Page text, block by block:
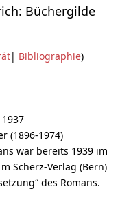
Büchergilde
| Bibliographie)
1937
(1896-1974)
war bereits 1939 im
Scherz-Verlag (Bern)
des Romans.